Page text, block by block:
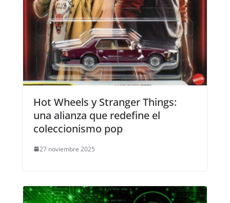
Hot Wheels y Stranger Things:
una alianza que redefine el
coleccionismo pop
27 noviembre 2025